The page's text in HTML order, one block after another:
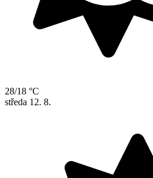
28/18 °C
středa 12. 8.